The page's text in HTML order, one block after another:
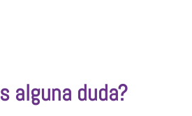
alguna duda?